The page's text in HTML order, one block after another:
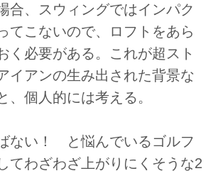
合、スウィングではインパク
てこないので、ロフトをあら
く必要がある。これが超スト
イアンの生み出された背景な
、個人的には考える。
ない！ と悩んでいるゴルフ
てわざわざ上がりにくそうな2